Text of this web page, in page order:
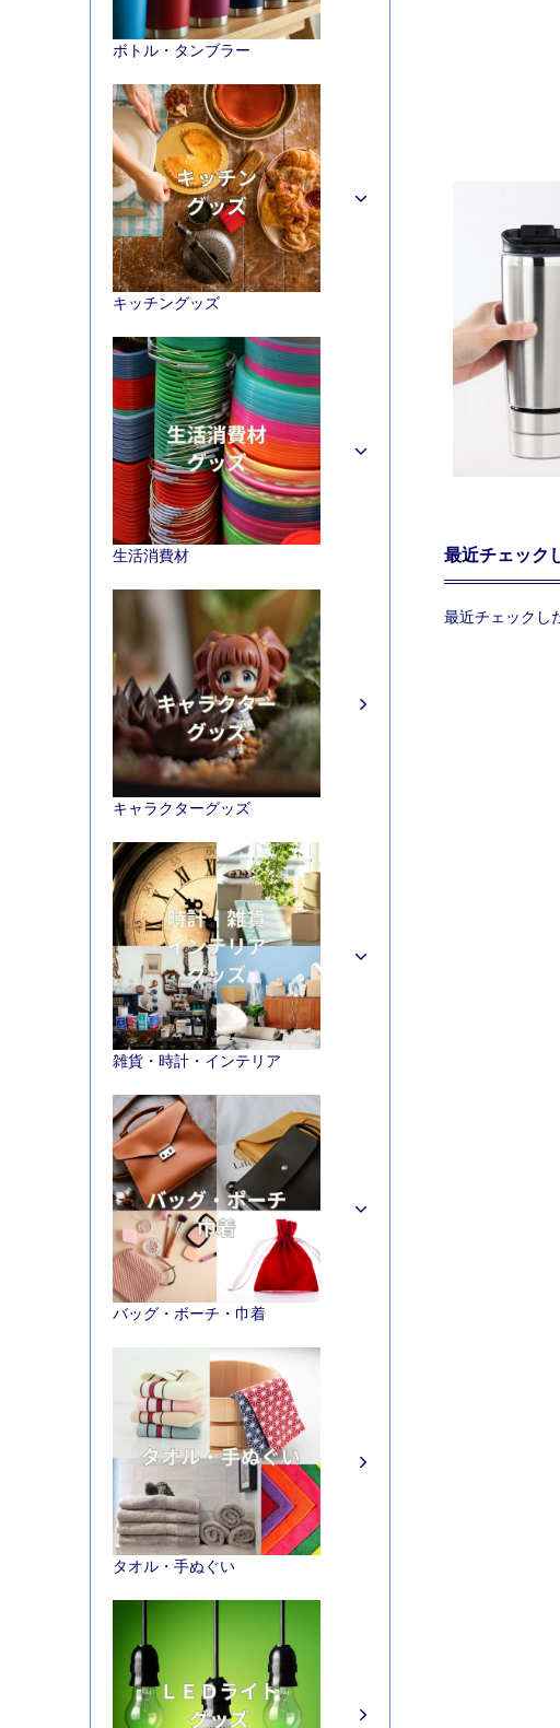
最近チェック
最近チェックし
ボトル・タンブラー
キッチングッズ
生活消費材
キャラクターグッズ
雑貨・時計・インテリア
バッグ・ボーチ・巾着
タオル・手ぬぐい